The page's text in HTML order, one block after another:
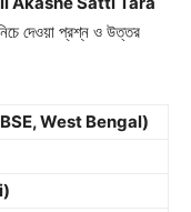
দেওয়া প্রশ্ন ও উত্তর
West Bengal)